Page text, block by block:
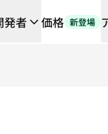
携機能に対応す
ワークフローを
発者 価格 新登場